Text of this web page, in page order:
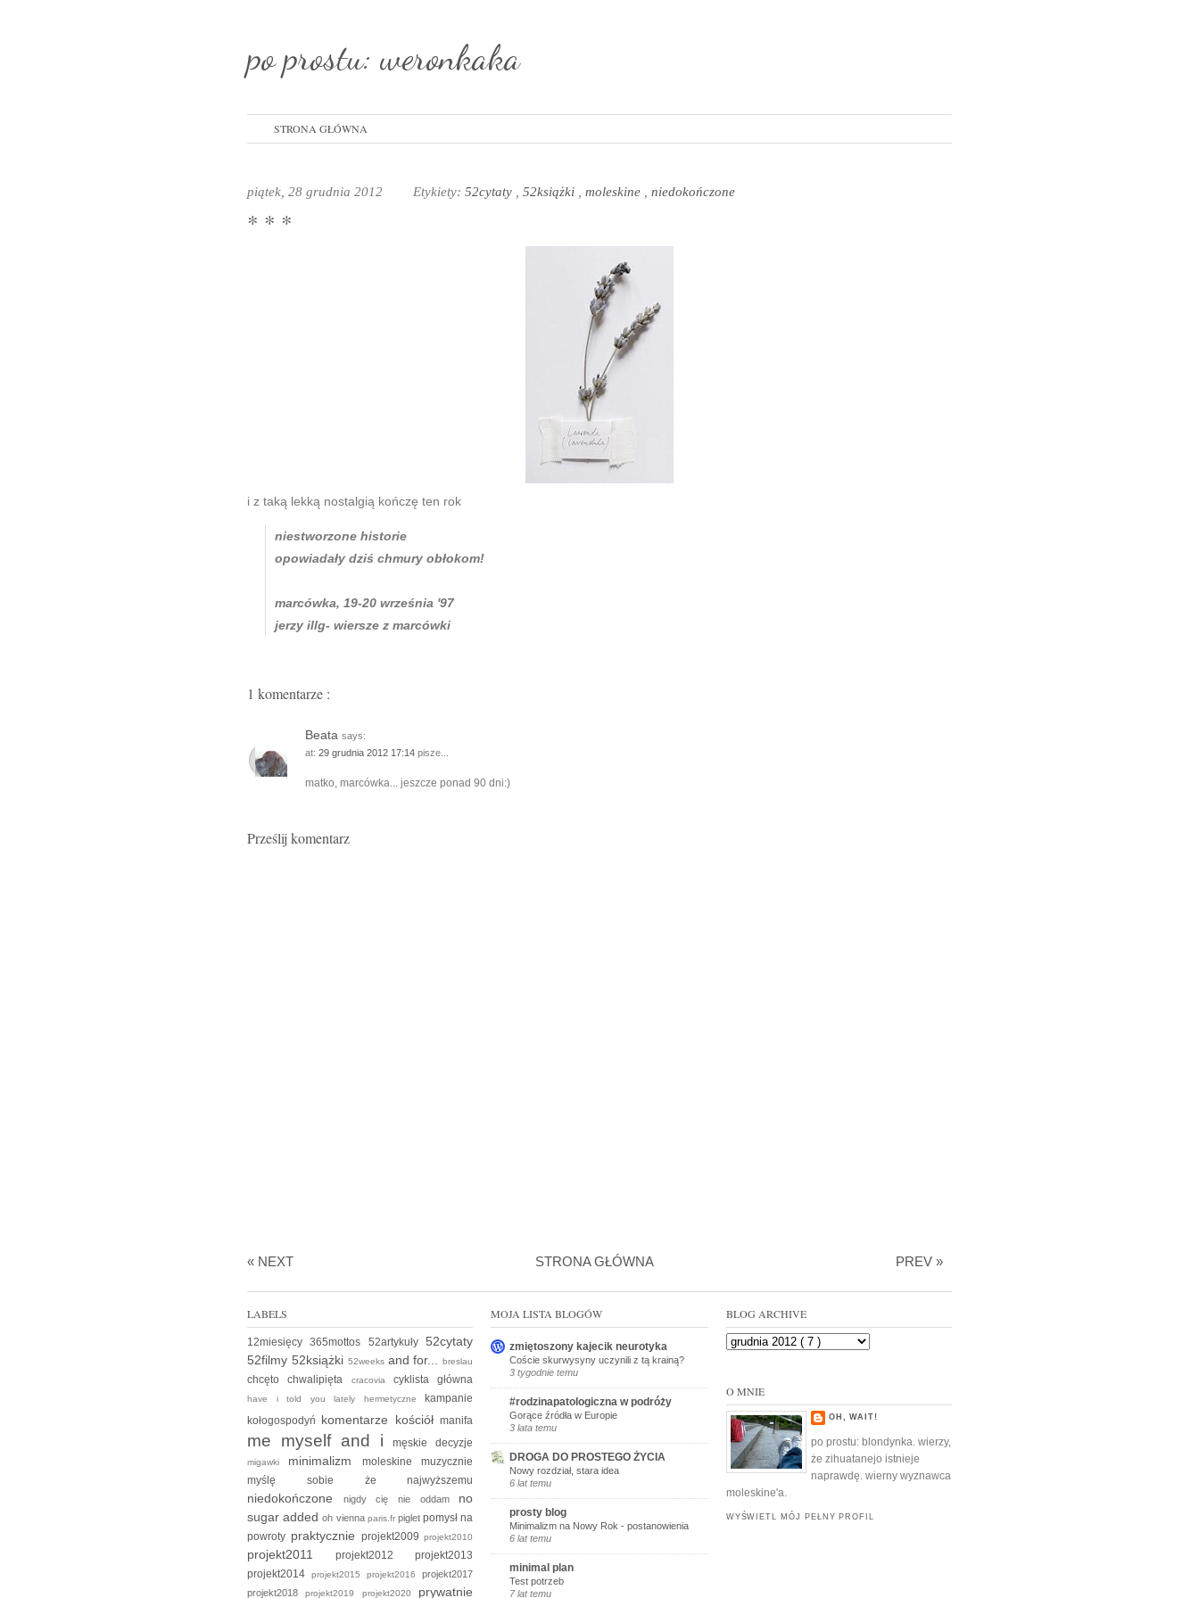
po prostu: weronkaka
STRONA GŁÓWNA
piątek, 28 grudnia 2012 Etykiety: 52cytaty 52książki moleskine niedokończone
* * *
i z taką lekką nostalgią kończę ten rok
niestworzone historie
opowiadały dziś chmury obłokom!
marcówka, 19-20 września '97
jerzy illg- wiersze z marcówki
1 komentarze :
Beata says:
at: 29 grudnia 2012 17:14 pisze...
matko, marcówka... jeszcze ponad 90 dni:)
Prześlij komentarz
« NEXT PREV »
STRONA GŁÓWNA
LABELS
12miesięcy365mottos 52artykuły52cytaty
52filmy 52książki 52weeks and for...breslau
chcętochwalipięta cracoviacyklistagłówna
have i told you lately hermetyczne kampanie
kołogospodyń komentarze kościółmanifa
me myself and imęskie decyzje
migawki minimalizm moleskinemuzycznie
myślę sobie żenajwyższemu
niedokończone nigdy cię nie oddam no
sugar addedoh vienna paris.fr pigletpomysł na
powroty praktycznie projekt2009projekt2010
projekt2011projekt2012projekt2013
projekt2014projekt2015projekt2016projekt2017
projekt2018projekt2019 projekt2020 prywatnie
MOJA LISTA BLOGÓW
zmiętoszony kajecik neurotyka
Coście skurwysyny uczynili z tą krainą?
3 tygodnie temu
#rodzinapatologiczna w podróży
Gorące źródła w Europie
3 lata temu
DROGA DO PROSTEGO ŻYCIA
Nowy rozdział, stara idea
6 lat temu
prosty blog
Minimalizm na Nowy Rok - postanowienia
6 lat temu
minimal plan
Test potrzeb
7 lat temu
BLOG ARCHIVE
O MNIE
OH, WAIT!
po prostu: blondynka. wierzy,
że zihuatanejo istnieje
naprawdę. wierny wyznawca
moleskine'a.
WYŚWIETL MÓJ PEŁNY PROFIL